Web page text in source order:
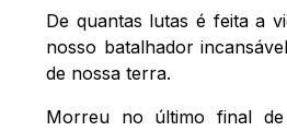
De quantas lutas é feita a
nosso batalhador
de nossa terra.
Morreu no último final de